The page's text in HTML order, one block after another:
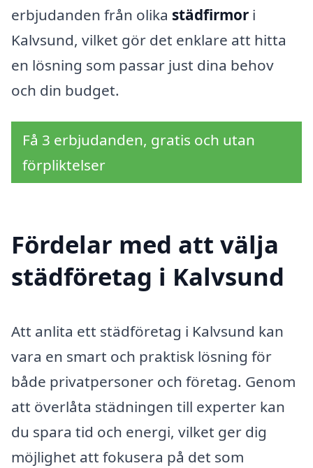
erbjudanden från olika städfirmor i
Kalvsund, vilket gör det enklare att hitta
en lösning som passar just dina behov
och din budget.
Få 3 erbjudanden, gratis och utan
förpliktelser
Fördelar med att välja
städföretag i Kalvsund
Att anlita ett städföretag i Kalvsund kan
vara en smart och praktisk lösning för
både privatpersoner och företag. Genom
att överlåta städningen till experter kan
du spara tid och energi, vilket ger dig
möjlighet att fokusera på det som